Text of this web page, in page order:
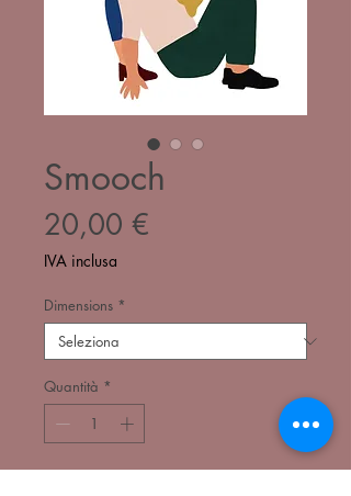
Smooch
20,00 €
IVA inclusa
Dimensions *
Quantità *